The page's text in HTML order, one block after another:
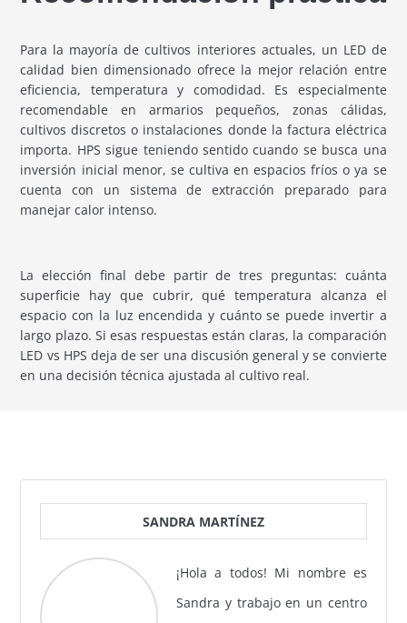
Para la mayoría de cultivos interiores actuales, un LED de
calidad bien dimensionado ofrece la mejor relación entre
eficiencia, temperatura y comodidad. Es especialmente
recomendable en armarios pequeños, zonas cálidas,
cultivos discretos o instalaciones donde la factura eléctrica
importa. HPS sigue teniendo sentido cuando se busca una
inversión inicial menor, se cultiva en espacios fríos o ya se
cuenta con un sistema de extracción preparado para
manejar calor intenso.
La elección final debe partir de tres preguntas: cuánta
superficie hay que cubrir, qué temperatura alcanza el
espacio con la luz encendida y cuánto se puede invertir a
largo plazo. Si esas respuestas están claras, la comparación
LED vs HPS deja de ser una discusión general y se convierte
en una decisión técnica ajustada al cultivo real.
SANDRA MARTÍNEZ
¡Hola a todos! Mi nombre es
Sandra y trabajo en un centro